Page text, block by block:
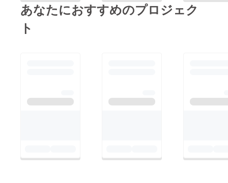
あなたにおすすめのプロジェク
ト